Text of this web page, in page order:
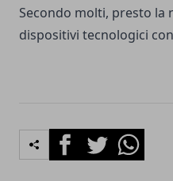
Secondo molti, presto la
dispositivi tecnologici
FacebookTwitterWhatsapp